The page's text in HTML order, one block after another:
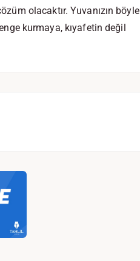
olacaktır. Yuvanızın böyle
kurmaya, kıyafetin değil